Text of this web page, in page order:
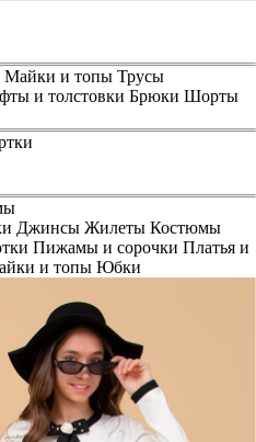
Майки и топы Трусы
и толстовки Брюки Шорты
Джинсы Жилеты Костюмы
Пижамы и сорочки Платья и
и топы Юбки